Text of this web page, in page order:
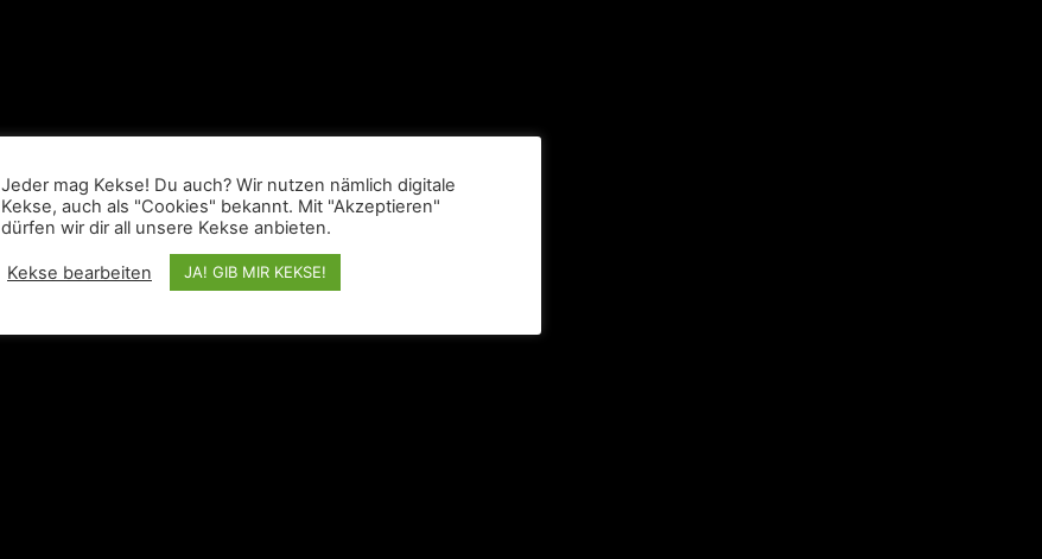
Jeder mag Kekse! Du auch? Wir nutzen nämlich digitale
Kekse, auch als "Cookies" bekannt. Mit "Akzeptieren"
dürfen wir dir all unsere Kekse anbieten.
Kekse bearbeiten JA! GIB MIR KEKSE!